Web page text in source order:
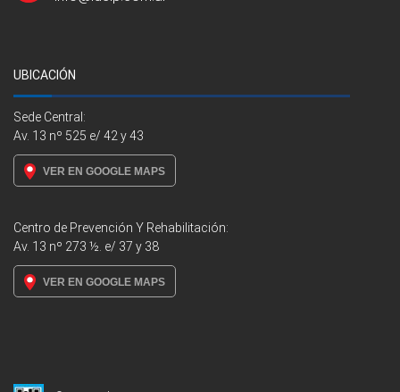
UBICACIÓN
Sede Central:
Av. 13 nº 525 e/ 42 y 43
VER EN GOOGLE MAPS
Centro de Prevención Y Rehabilitación:
Av. 13 nº 273 ½. e/ 37 y 38
VER EN GOOGLE MAPS